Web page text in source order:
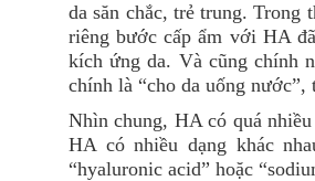
da săn chắc, trẻ trung.
riêng bước cấp ẩm với HA
kích ứng da. Và cũng chính
chính là “cho da uống
Nhìn chung, HA có quá
HA có nhiều dạng khác
“hyaluronic acid” hoặc